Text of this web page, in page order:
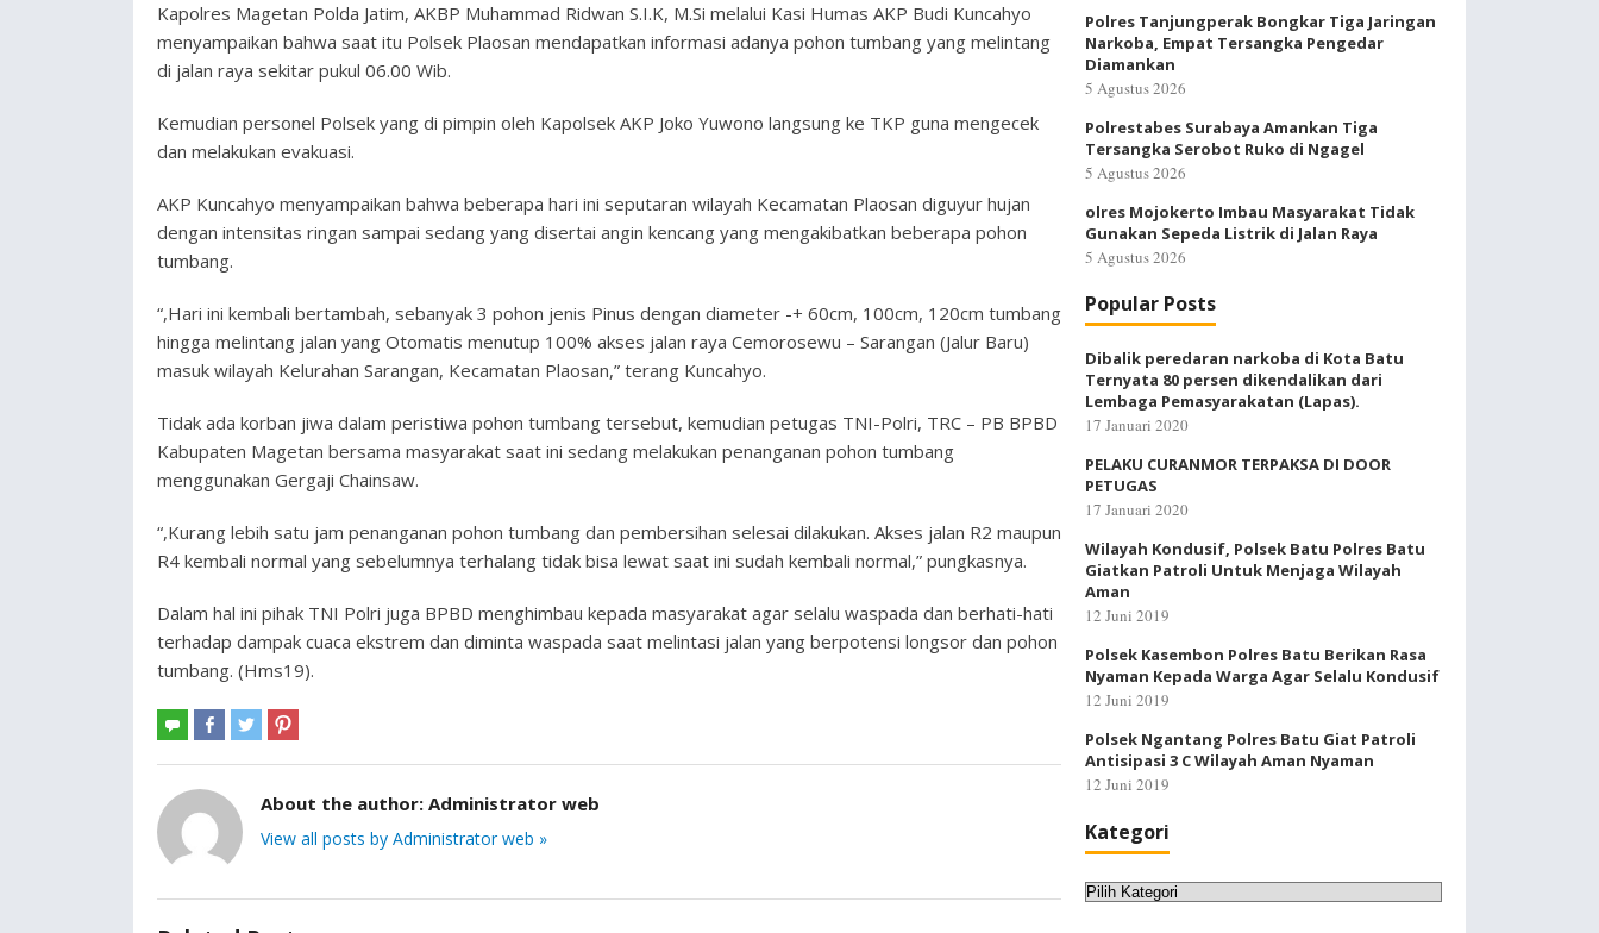
Kapolres Magetan Polda Jatim, AKBP Muhammad Ridwan S.I.K, M.Si melalui Kasi Humas AKP Budi Kuncahyo
menyampaikan bahwa saat itu Polsek Plaosan mendapatkan informasi adanya pohon tumbang yang melintang
di jalan raya sekitar pukul 06.00 Wib.
Kemudian personel Polsek yang di pimpin oleh Kapolsek AKP Joko Yuwono langsung ke TKP guna mengecek
dan melakukan evakuasi.
AKP Kuncahyo menyampaikan bahwa beberapa hari ini seputaran wilayah Kecamatan Plaosan diguyur hujan
dengan intensitas ringan sampai sedang yang disertai angin kencang yang mengakibatkan beberapa pohon
tumbang.
“,Hari ini kembali bertambah, sebanyak 3 pohon jenis Pinus dengan diameter -+ 60cm, 100cm, 120cm tumbang
hingga melintang jalan yang Otomatis menutup 100% akses jalan raya Cemorosewu – Sarangan (Jalur Baru)
masuk wilayah Kelurahan Sarangan, Kecamatan Plaosan,” terang Kuncahyo.
Tidak ada korban jiwa dalam peristiwa pohon tumbang tersebut, kemudian petugas TNI-Polri, TRC – PB BPBD
Kabupaten Magetan bersama masyarakat saat ini sedang melakukan penanganan pohon tumbang
menggunakan Gergaji Chainsaw.
“,Kurang lebih satu jam penanganan pohon tumbang dan pembersihan selesai dilakukan. Akses jalan R2 maupun
R4 kembali normal yang sebelumnya terhalang tidak bisa lewat saat ini sudah kembali normal,” pungkasnya.
Dalam hal ini pihak TNI Polri juga BPBD menghimbau kepada masyarakat agar selalu waspada dan berhati-hati
terhadap dampak cuaca ekstrem dan diminta waspada saat melintasi jalan yang berpotensi longsor dan pohon
tumbang. (Hms19).
About the author: Administrator web
View all posts by Administrator web »
Polres Tanjungperak Bongkar Tiga Jaringan
Narkoba, Empat Tersangka Pengedar
Diamankan
5 Agustus 2026
Polrestabes Surabaya Amankan Tiga
Tersangka Serobot Ruko di Ngagel
5 Agustus 2026
olres Mojokerto Imbau Masyarakat Tidak
Gunakan Sepeda Listrik di Jalan Raya
5 Agustus 2026
Popular Posts
Dibalik peredaran narkoba di Kota Batu
Ternyata 80 persen dikendalikan dari
Lembaga Pemasyarakatan (Lapas).
17 Januari 2020
PELAKU CURANMOR TERPAKSA DI DOOR
PETUGAS
17 Januari 2020
Wilayah Kondusif, Polsek Batu Polres Batu
Giatkan Patroli Untuk Menjaga Wilayah
Aman
12 Juni 2019
Polsek Kasembon Polres Batu Berikan Rasa
Nyaman Kepada Warga Agar Selalu Kondusif
12 Juni 2019
Polsek Ngantang Polres Batu Giat Patroli
Antisipasi 3 C Wilayah Aman Nyaman
12 Juni 2019
Kategori
Kategori